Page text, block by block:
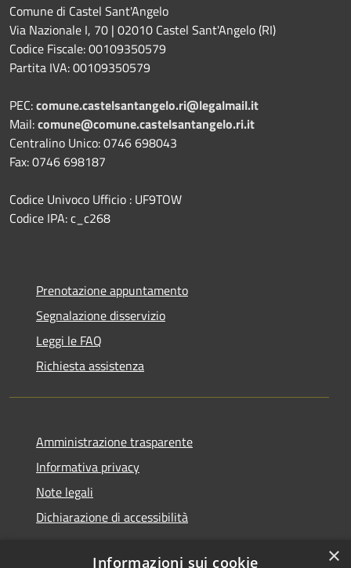
Comune di Castel Sant'Angelo
Via Nazionale I, 70 | 02010 Castel Sant'Angelo (RI)
Codice Fiscale: 00109350579
Partita IVA: 00109350579
PEC:comune.castelsantangelo.ri@legalmail.it
Mail:comune@comune.castelsantangelo.ri.it
Centralino Unico: 0746 698043
Fax: 0746 698187
Codice Univoco Ufficio : UF9TOW
Codice IPA: c_c268
Prenotazione appuntamento
Segnalazione disservizio
Leggi le FAQ
Richiesta assistenza
Amministrazione trasparente
Informativa privacy
Note legali
Dichiarazione di accessibilità
×
Informazioni sui cookie